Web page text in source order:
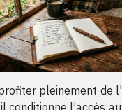
pleinement de
conditionne l’accès